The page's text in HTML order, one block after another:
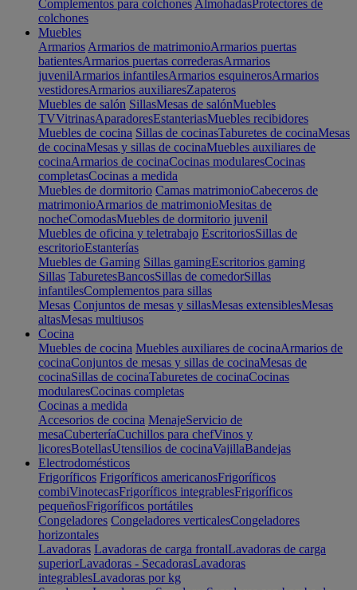
Complementos para colchones AlmohadasProtectores de
colchones
Muebles
Armarios Armarios de matrimonioArmarios puertas
batientesArmarios puertas correderasArmarios
juvenilArmarios infantilesArmarios esquinerosArmarios
vestidoresArmarios auxiliaresZapateros
Muebles de salón SillasMesas de salónMuebles
TVVitrinasAparadoresEstanteriasMuebles recibidores
Muebles de cocina Sillas de cocinasTaburetes de cocinaMesas
de cocinaMesas y sillas de cocinaMuebles auxiliares de
cocinaArmarios de cocinaCocinas modularesCocinas
completasCocinas a medida
Muebles de dormitorio Camas matrimonioCabeceros de
matrimonioArmarios de matrimonioMesitas de
nocheComodasMuebles de dormitorio juvenil
Muebles de oficina y teletrabajo EscritoriosSillas de
escritorioEstanterías
Muebles de Gaming Sillas gamingEscritorios gaming
Sillas TaburetesBancosSillas de comedorSillas
infantilesComplementos para sillas
Mesas Conjuntos de mesas y sillasMesas extensiblesMesas
altasMesas multiusos
Cocina
Muebles de cocina Muebles auxiliares de cocinaArmarios de
cocinaConjuntos de mesas y sillas de cocinaMesas de
cocinaSillas de cocinaTaburetes de cocinaCocinas
modularesCocinas completas
Cocinas a medida
Accesorios de cocina MenajeServicio de
mesaCuberteríaCuchillos para chefVinos y
licoresBotellasUtensilios de cocinaVajillaBandejas
Electrodomésticos
Frigoríficos Frigoríficos americanosFrigoríficos
combiVinotecasFrigoríficos integrablesFrigoríficos
pequeñosFrigoríficos portátiles
Congeladores Congeladores verticalesCongeladores
horizontales
Lavadoras Lavadoras de carga frontalLavadoras de carga
superiorLavadoras - SecadorasLavadoras
integrablesLavadoras por kg